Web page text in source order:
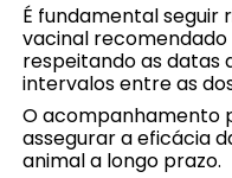
É fundamental
vacinal
respeitando as datas
intervalos entre as
O acompanhamento
assegurar a eficácia
animal a longo prazo.